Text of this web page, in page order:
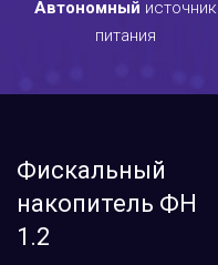
Автономный источник
питания
Фискальный
накопитель ФН
1.2